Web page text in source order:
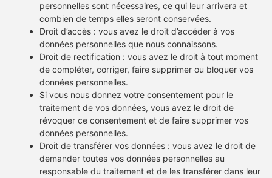
personnelles sont nécessaires, ce qui leur arrivera et
combien de temps elles seront conservées.
Droit d’accès : vous avez le droit d’accéder à vos
données personnelles que nous connaissons.
Droit de rectification : vous avez le droit à tout moment
de compléter, corriger, faire supprimer ou bloquer vos
données personnelles.
Si vous nous donnez votre consentement pour le
traitement de vos données, vous avez le droit de
révoquer ce consentement et de faire supprimer vos
données personnelles.
Droit de transférer vos données : vous avez le droit de
demander toutes vos données personnelles au
responsable du traitement et de les transférer dans leur